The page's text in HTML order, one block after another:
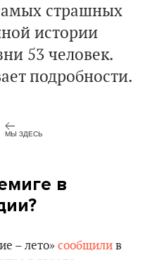
страшных
истории
53 человек.
подробности.
МЫ ЗДЕСЬ
в
– лето» сообщили в